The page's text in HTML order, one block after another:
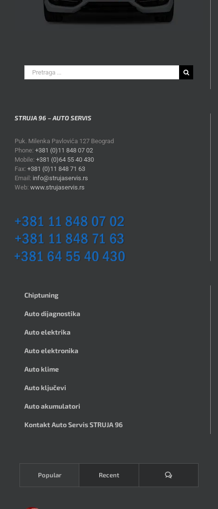
Search
for:
STRUJA 96 – AUTO SERVIS
Puk. Milenka Pavlovića 127 Beograd
Phone: +381 (0)11 848 07 02
Mobile: +381 (0)64 55 40 430
Fax: +381 (0)11 848 71 63
Email: info@strujaservis.rs
Web: www.strujaservis.rs
Chiptuning
Auto dijagnostika
Auto elektrika
Auto elektronika
Auto klime
Auto ključevi
Auto akumulatori
Kontakt Auto Servis STRUJA 96
Popular Recent Komentari